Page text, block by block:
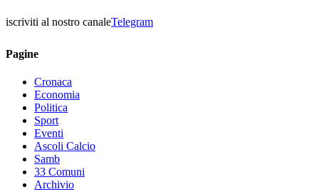
iscriviti al nostro canaleTelegram
Pagine
Cronaca
Economia
Politica
Sport
Eventi
Ascoli Calcio
Samb
33 Comuni
Archivio